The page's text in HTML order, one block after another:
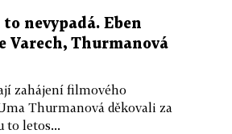
nevypadá. Eben
Varech, Thurmanová
zahájení filmového
Thurmanová děkovali za
to letos...